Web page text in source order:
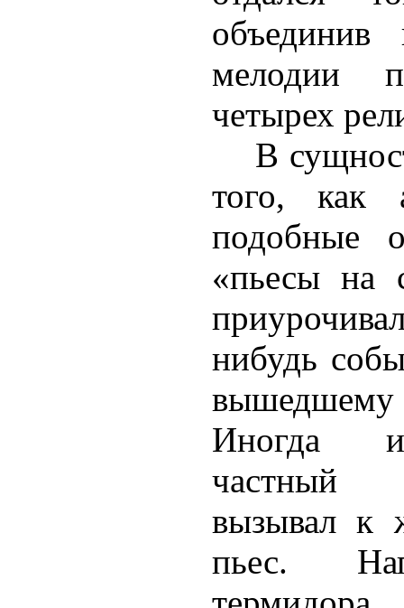
мелодии
четырех
В
того, как
подобные
«пьесы на
нибудь
вышедшему
Иногда и
частный
вызывал к
пьес.